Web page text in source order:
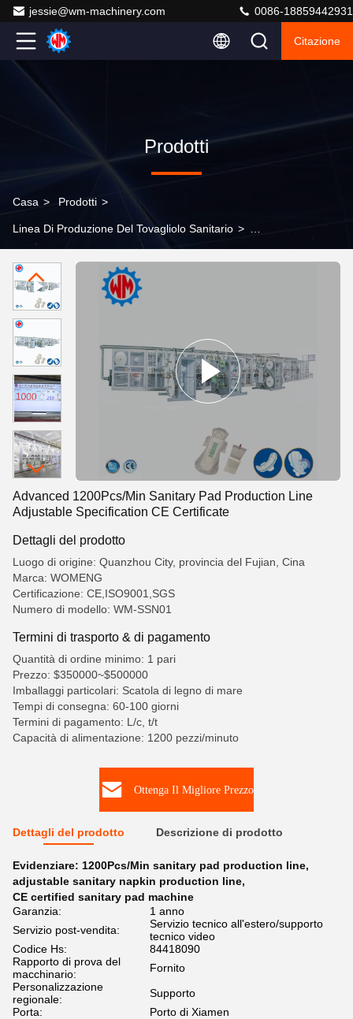
jessie@wm-machinery.com 0086-18859442931
Citazione
Prodotti
Casa > Prodotti >
Linea Di Produzione Del Tovagliolo Sanitario >
Adjustable Specification CE Certificate
Advanced 1200Pcs/Min Sanitary Pad Production Line
Adjustable Specification CE Certificate
Dettagli del prodotto
Luogo di origine: Quanzhou City, provincia del Fujian, Cina
Marca: WOMENG
Certificazione: CE,ISO9001,SGS
Numero di modello: WM-SSN01
Termini di trasporto & di pagamento
Quantità di ordine minimo: 1 pari
Prezzo: $350000~$500000
Imballaggi particolari: Scatola di legno di mare
Tempi di consegna: 60-100 giorni
Termini di pagamento: L/c, t/t
Capacità di alimentazione: 1200 pezzi/minuto
Ottenga Il Migliore Prezzo
Dettagli del prodotto Descrizione di prodotto
Evidenziare: 1200Pcs/Min sanitary pad production line,
adjustable sanitary napkin production line,
CE certified sanitary pad machine
Garanzia:
1 anno
Servizio post-vendita:
Servizio tecnico all'estero/supporto
tecnico video
Codice Hs:
84418090
Rapporto di prova del
macchinario:
Fornito
Personalizzazione
regionale:
Supporto
Porta:
Porto di Xiamen